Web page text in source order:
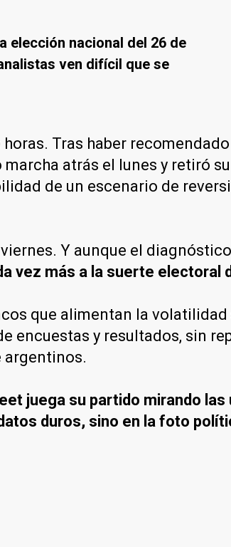
elección nacional del 26 de
ven difícil que se
Tras haber
atrás el lunes y retiró su
de un escenario de
Y aunque el
vez más a la suerte electoral
que alimentan la volatilidad
encuestas y resultados, sin
argentinos.
juega su partido mirando las
duros, sino en la foto